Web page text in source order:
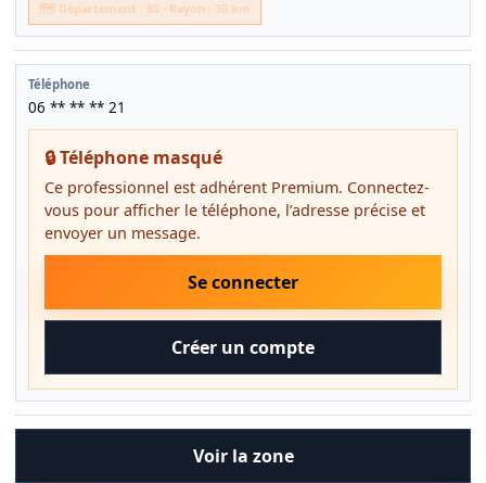
🗺️ Département : 80 · Rayon : 30 km
Téléphone
06 ** ** ** 21
🔒 Téléphone masqué
Ce professionnel est adhérent Premium. Connectez-
vous pour afficher le téléphone, l’adresse précise et
envoyer un message.
Se connecter
Créer un compte
Voir la zone